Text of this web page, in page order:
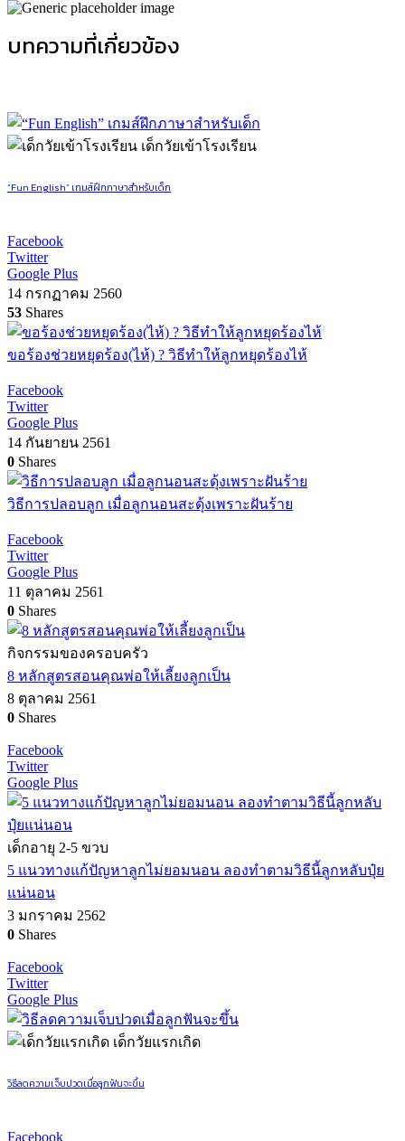
บทความที่เกี่ยวข้อง
เด็กวัยเข้าโรงเรียน
“Fun English” เกมส์ฝึกภาษาสำหรับเด็ก
Facebook
Twitter
Google Plus
14 กรกฏาคม 2560
53 Shares
ขอร้องช่วยหยุดร้อง(ไห้) ? วิธีทำให้ลูกหยุดร้องไห้
Facebook
Twitter
Google Plus
14 กันยายน 2561
0 Shares
วิธีการปลอบลูก เมื่อลูกนอนสะดุ้งเพราะฝันร้าย
Facebook
Twitter
Google Plus
11 ตุลาคม 2561
0 Shares
กิจกรรมของครอบครัว
8 หลักสูตรสอนคุณพ่อให้เลี้ยงลูกเป็น
8 ตุลาคม 2561
0 Shares
Facebook
Twitter
Google Plus
เด็กอายุ 2-5 ขวบ
5 แนวทางแก้ปัญหาลูกไม่ยอมนอน ลองทำตามวิธีนี้ลูกหลับปุ๋ย
แน่นอน
3 มกราคม 2562
0 Shares
Facebook
Twitter
Google Plus
เด็กวัยแรกเกิด
วิธีลดความเจ็บปวดเมื่อลูกฟันจะขึ้น
Facebook